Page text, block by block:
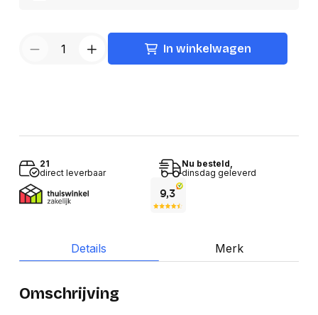
In winkelwagen
21
direct leverbaar
Nu besteld,
dinsdag geleverd
Details Merk
Omschrijving